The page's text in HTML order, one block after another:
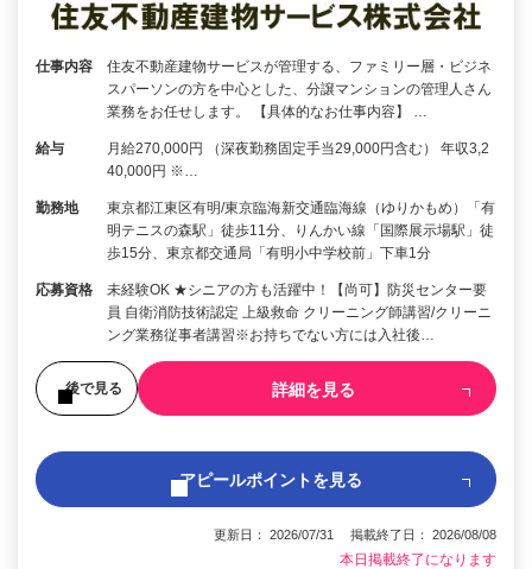
仕事内容
住友不動産建物サービスが管理する、ファミリー層・ビジネ
スパーソンの方を中心とした、分譲マンションの管理人さん
業務をお任せします。 【具体的なお仕事内容】 …
給与
月給270,000円 （深夜勤務固定手当29,000円含む） 年収3,2
40,000円 ※…
勤務地
東京都江東区有明/東京臨海新交通臨海線（ゆりかもめ）「有
明テニスの森駅」徒歩11分、りんかい線「国際展示場駅」徒
歩15分、東京都交通局「有明小中学校前」下車1分
応募資格
未経験OK ★シニアの方も活躍中！【尚可】防災センター要
員 自衛消防技術認定 上級救命 クリーニング師講習/クリーニ
ング業務従事者講習※お持ちでない方には入社後…
後で見る 詳細を見る
アピールポイントを見る
更新日： 2026/07/31 掲載終了日： 2026/08/08
本日掲載終了になります